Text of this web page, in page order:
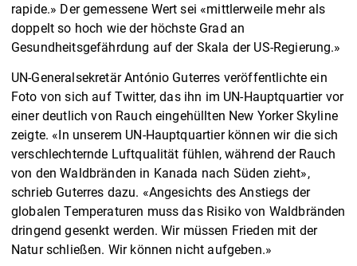
rapide.» Der gemessene Wert sei «mittlerweile mehr als
doppelt so hoch wie der höchste Grad an
Gesundheitsgefährdung auf der Skala der US-Regierung.»
UN-Generalsekretär António Guterres veröffentlichte ein
Foto von sich auf Twitter, das ihn im UN-Hauptquartier vor
einer deutlich von Rauch eingehüllten New Yorker Skyline
zeigte. «In unserem UN-Hauptquartier können wir die sich
verschlechternde Luftqualität fühlen, während der Rauch
von den Waldbränden in Kanada nach Süden zieht»,
schrieb Guterres dazu. «Angesichts des Anstiegs der
globalen Temperaturen muss das Risiko von Waldbränden
dringend gesenkt werden. Wir müssen Frieden mit der
Natur schließen. Wir können nicht aufgeben.»